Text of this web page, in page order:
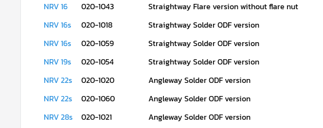
NRV 16
020-1043 Straightway Flare version without flare nut
NRV 16s
020-1018 Straightway Solder ODF version
NRV 16s
020-1059 Straightway Solder ODF version
NRV 19s
020-1054 Straightway Solder ODF version
NRV 22s
020-1020 Angleway Solder ODF version
NRV 22s
020-1060 Angleway Solder ODF version
NRV 28s
020-1021 Angleway Solder ODF version